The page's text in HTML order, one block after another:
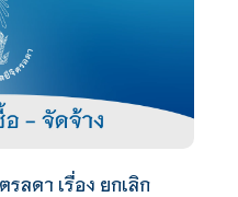
ลดา เรื่อง ยกเลิก